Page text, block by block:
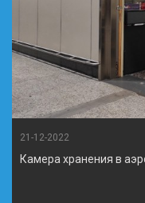
21-12-2022
Камера хранения в